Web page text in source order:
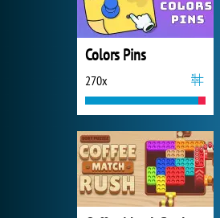
Colors Pins
270x